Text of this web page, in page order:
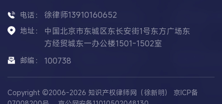
电话： 徐律师13910160652
地址：
中国北京市东城区东长安街1号东方广场东
方经贸城东一办公楼1501-1502室
邮编： 100738
Copyright ©2006-2026 知识产权律师网（徐新明） 京ICP备